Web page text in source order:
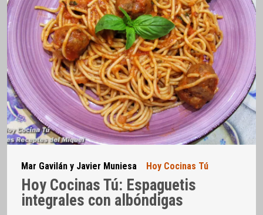
Mar Gavilán y Javier Muniesa Hoy Cocinas Tú
Hoy Cocinas Tú: Espaguetis
integrales con albóndigas